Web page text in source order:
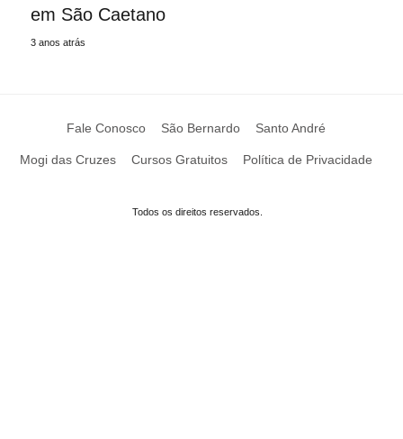
em São Caetano
3 anos atrás
Fale Conosco São Bernardo Santo André
Mogi das Cruzes Cursos Gratuitos Política de Privacidade
Todos os direitos reservados.